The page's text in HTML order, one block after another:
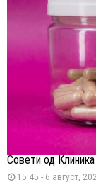
Совети од
15:45 - 6 август,